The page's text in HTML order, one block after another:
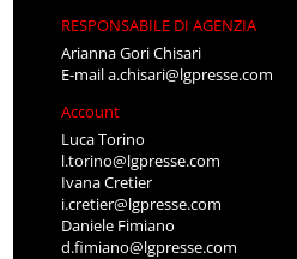
RESPONSABILE DI AGENZIA
Arianna Gori Chisari
E-maila.chisari@lgpresse.com
Account
Luca Torino
l.torino@lgpresse.com
Ivana Cretier
i.cretier@lgpresse.com
Daniele Fimiano
d.fimiano@lgpresse.com